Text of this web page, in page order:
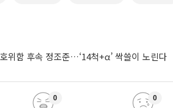
위함 후속 정조준…‘14척+α’ 싹쓸이 노린다
0 0